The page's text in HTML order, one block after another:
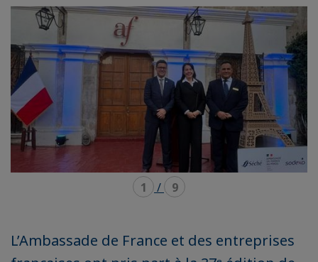
carouselmosaïque
1 / 9
L’Ambassade de France et des entreprises